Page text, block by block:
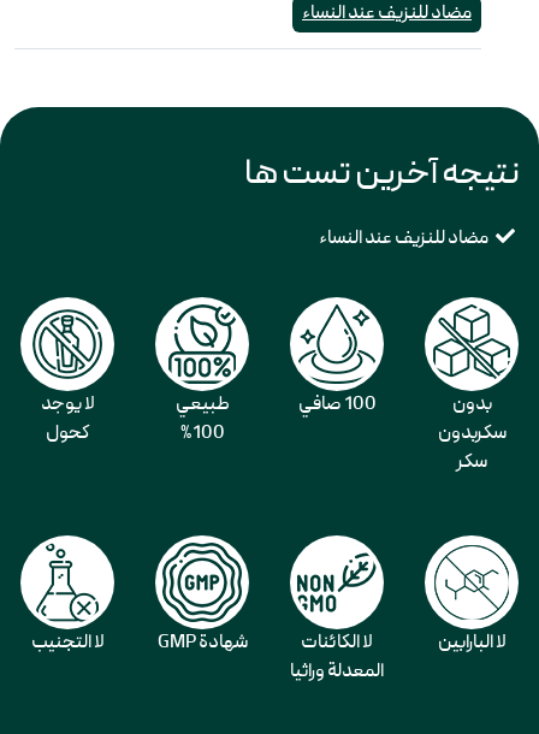
مضاد للنزيف عند النساء
نتیجه آخرین تست ها
مضاد للنزيف عند النساء
بدون
سكربدون
سكر
100 صافي
طبيعي
100%
لا يوجد
كحول
لا البارابين
لا الكائنات
المعدلة وراثيا
شهادة GMP لا التجنيب